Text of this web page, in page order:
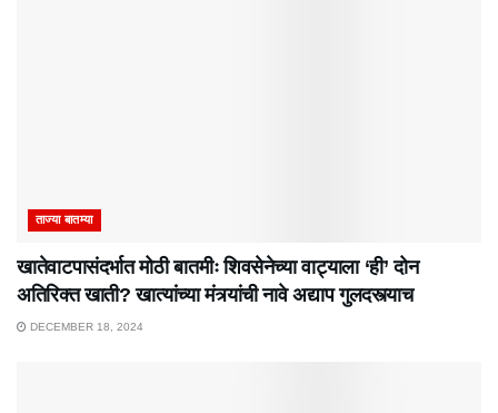
ताज्या बातम्या
खातेवाटपासंदर्भात मोठी बातमीः शिवसेनेच्या वाट्याला ‘ही’ दोन
अतिरिक्त खाती? खात्यांच्या मंत्र्यांची नावे अद्याप गुलदस्त्याच
DECEMBER 18, 2024